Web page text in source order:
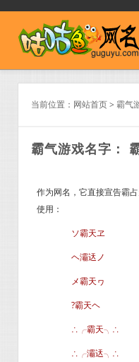
当前位置： 网站首页> 霸气
霸气游戏名字：
作为网名，它直接宣告霸
使用：
ソ霸天ヱ
ヘ灞迗ノ
メ霸天ヮ
?霸天ヘ
∴╭霸天╮∴
∴╭灞迗╮∴